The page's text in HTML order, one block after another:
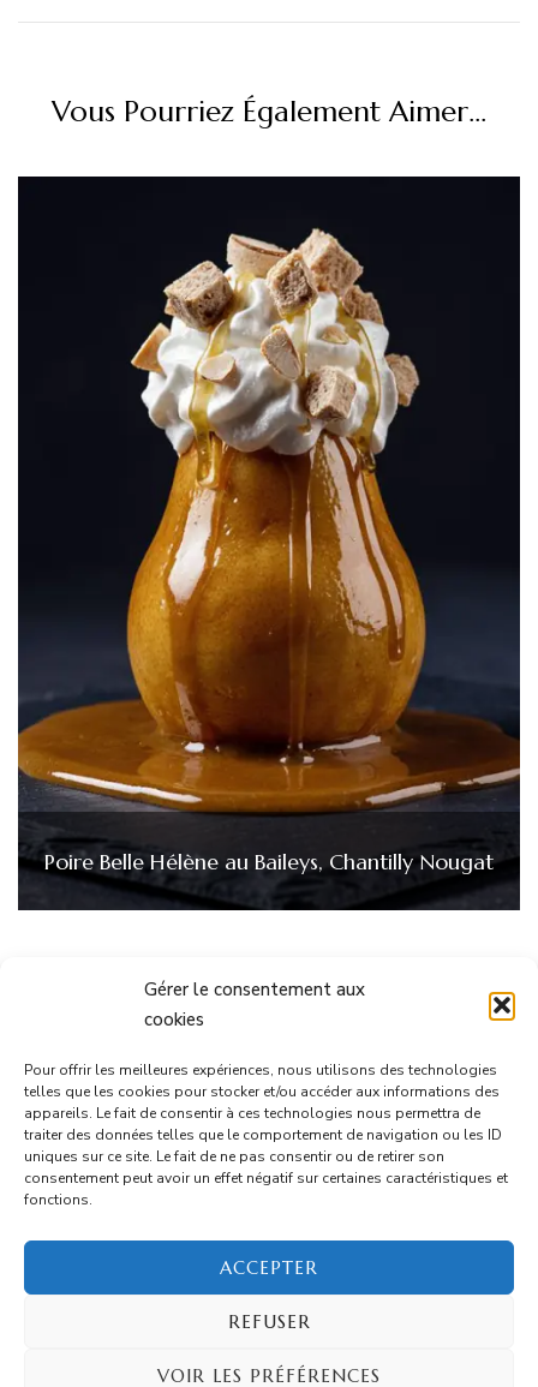
Gérer le consentement aux
cookies
Pour offrir les meilleures expériences, nous utilisons des technologies
telles que les cookies pour stocker et/ou accéder aux informations des
appareils. Le fait de consentir à ces technologies nous permettra de
traiter des données telles que le comportement de navigation ou les ID
uniques sur ce site. Le fait de ne pas consentir ou de retirer son
consentement peut avoir un effet négatif sur certaines caractéristiques et
fonctions.
ACCEPTER
REFUSER
VOIR LES PRÉFÉRENCES
Vous Pourriez Également Aimer...
Poire Belle Hélène au Baileys, Chantilly Nougat
Informations
Mentions Légales
CGU
Contact
© Copyright 2026 Ton Marmi. Tous droits réservés.